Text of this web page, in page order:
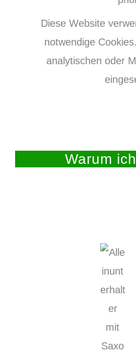
Diese Website
notwendige
analytischen oder
Warum